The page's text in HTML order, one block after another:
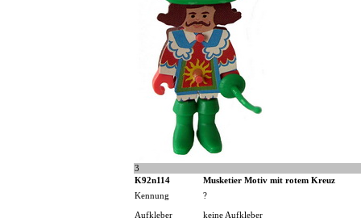
3
K92n114
Musketier Motiv mit rotem Kreuz
Kennung
?
Aufkleber keine Aufkleber